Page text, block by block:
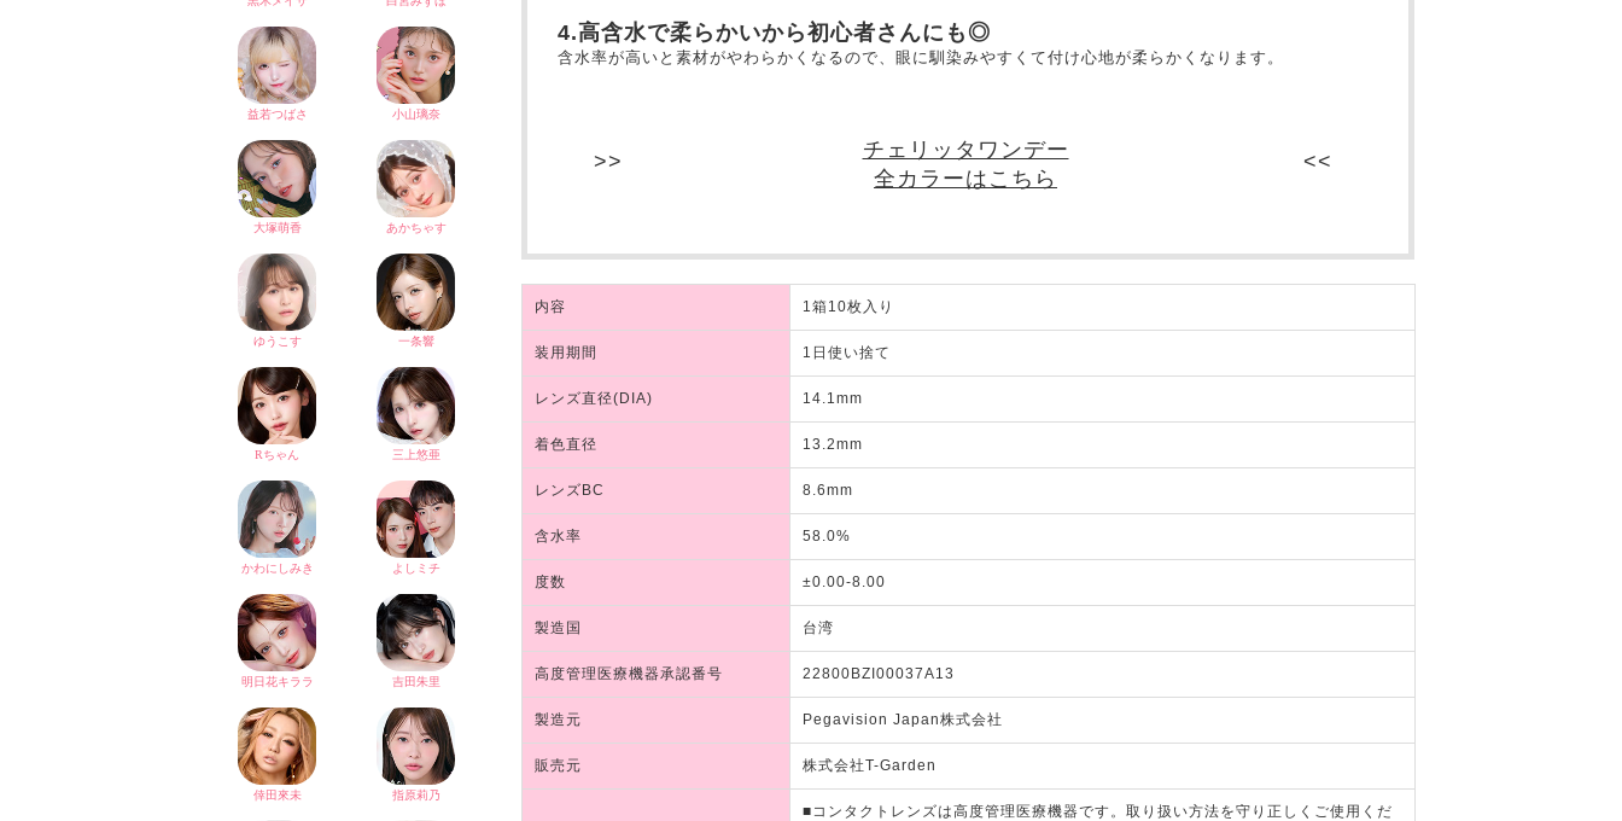
4.高含水で柔らかいから初心者さんにも◎
含水率が高いと素材がやわらかくなるので、眼に馴染みやすくて付け心地が柔らかくなります。
チェリッタワンデー
全カラーはこちら
内容 1箱10枚入り
装用期間 1日使い捨て
レンズ直径(DIA) 14.1mm
着色直径 13.2mm
レンズBC 8.6mm
含水率 58.0%
度数 ±0.00-8.00
製造国 台湾
高度管理医療機器承認番号 22800BZI00037A13
製造元 Pegavision Japan株式会社
販売元 株式会社T-Garden
■コンタクトレンズは高度管理医療機器です。取り扱い方法を守り正しくご使用くだ